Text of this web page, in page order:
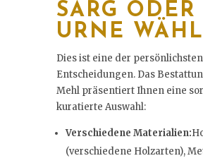
SARG ODER
URNE
Dies ist eine der persönlichsten
Entscheidungen. Das
Mehl präsentiert Ihnen eine
kuratierte Auswahl:
Verschiedene Materialien:
(verschiedene Holzarten),